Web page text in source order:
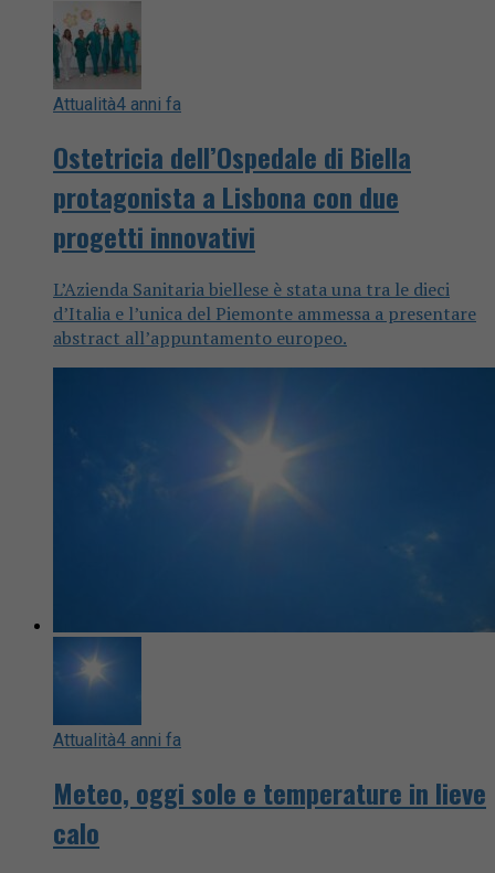
Attualità4 anni fa
Ostetricia dell’Ospedale di Biella
protagonista a Lisbona con due
progetti innovativi
L’Azienda Sanitaria biellese è stata una tra le dieci
d’Italia e l’unica del Piemonte ammessa a presentare
abstract all’appuntamento europeo.
Attualità4 anni fa
Meteo, oggi sole e temperature in lieve
calo